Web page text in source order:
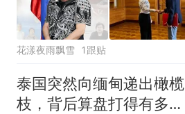
花漾夜雨飘雪 1跟贴
泰国突然向缅甸递出橄榄
枝，背后算盘打得有多